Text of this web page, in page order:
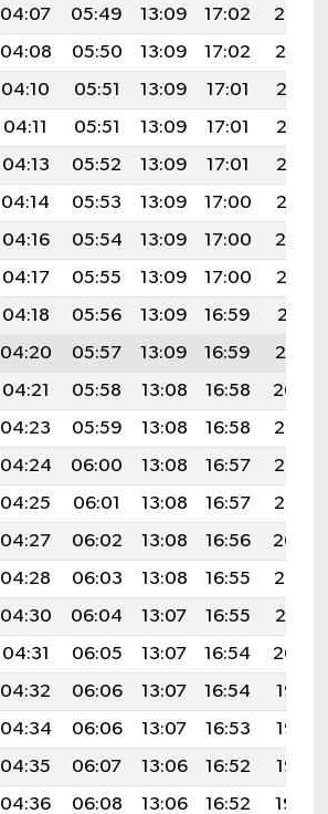
04:07 05:49 13:09 17:02
20:20
04:08 05:50 13:09 17:02
20:19
04:10 05:51 13:09 17:01
20:18
04:11 05:51 13:09 17:01
20:17
04:13 05:52 13:09 17:01
20:16
04:14 05:53 13:09 17:00
20:15
04:16 05:54 13:09 17:00
20:14
04:17 05:55 13:09 17:00
20:12
04:18 05:56 13:09 16:59
20:11
04:20 05:57 13:09 16:59
20:10
04:21 05:58 13:08 16:58
20:09
04:23 05:59 13:08 16:58
20:08
04:24 06:00 13:08 16:57
20:06
04:25 06:01 13:08 16:57
20:05
04:27 06:02 13:08 16:56
20:04
04:28 06:03 13:08 16:55
20:02
04:30 06:04 13:07 16:55
20:01
04:31 06:05 13:07 16:54
20:00
04:32 06:06 13:07 16:54
19:58
04:34 06:06 13:07 16:53
19:57
04:35 06:07 13:06 16:52
19:56
04:36 06:08 13:06 16:52
19:54